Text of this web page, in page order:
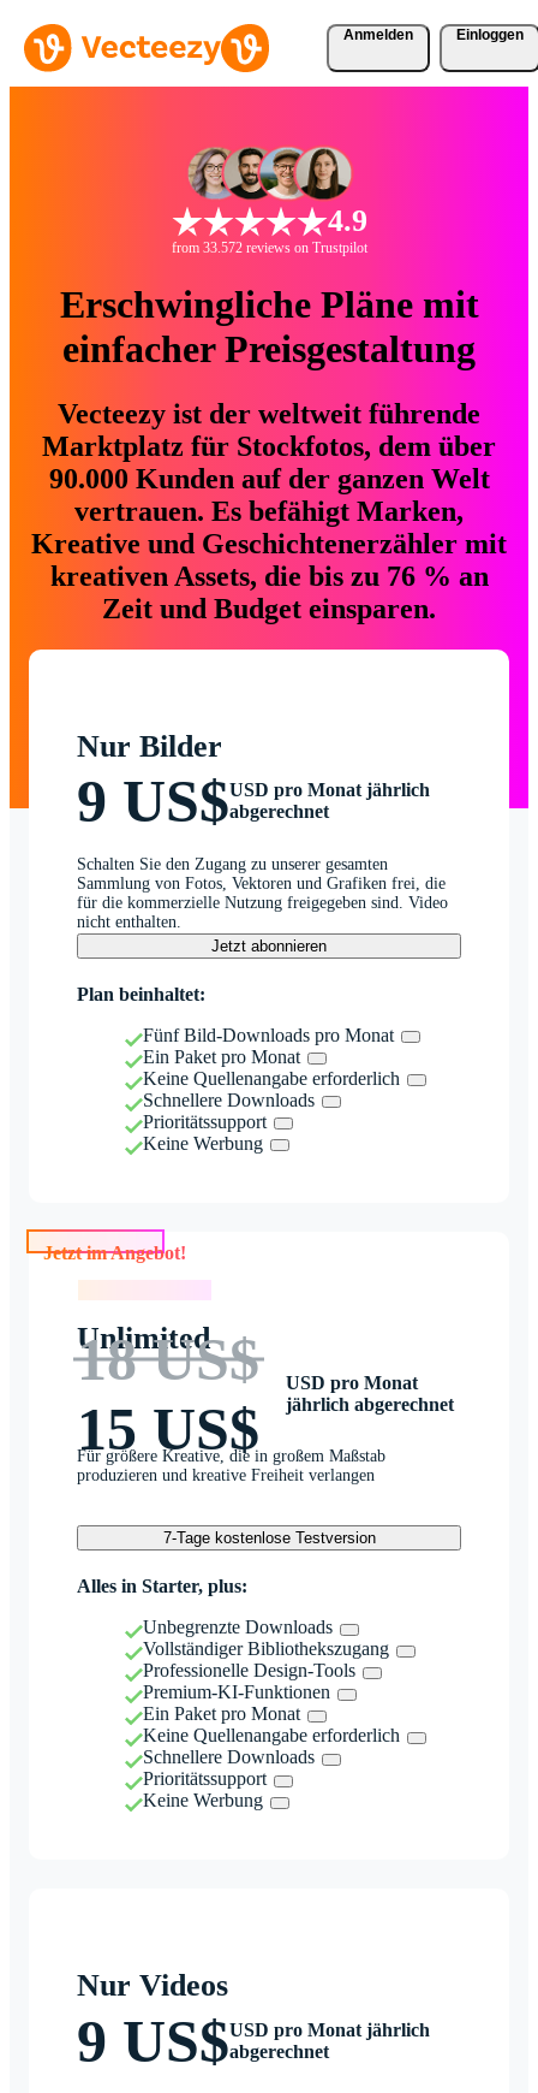
Anmelden Einloggen
4.9
from 33.572 reviews on Trustpilot
Erschwingliche Pläne mit
einfacher Preisgestaltung
Vecteezy ist der weltweit führende
Marktplatz für Stockfotos, dem über
90.000 Kunden auf der ganzen Welt
vertrauen. Es befähigt Marken,
Kreative und Geschichtenerzähler mit
kreativen Assets, die bis zu 76 % an
Zeit und Budget einsparen.
Nur Bilder
9 US$USD pro Monat jährlich
abgerechnet
Schalten Sie den Zugang zu unserer gesamten
Sammlung von Fotos, Vektoren und Grafiken frei, die
für die kommerzielle Nutzung freigegeben sind. Video
nicht enthalten.
Jetzt abonnieren
Plan beinhaltet:
Fünf Bild-Downloads pro Monat
Ein Paket pro Monat
Keine Quellenangabe erforderlich
Schnellere Downloads
Prioritätssupport
Keine Werbung
Jetzt im Angebot!
Unlimited
18 US$
15 US$
USD pro Monat
jährlich abgerechnet
Für größere Kreative, die in großem Maßstab
produzieren und kreative Freiheit verlangen
7-Tage kostenlose Testversion
Alles in Starter, plus:
Unbegrenzte Downloads
Vollständiger Bibliothekszugang
Professionelle Design-Tools
Premium-KI-Funktionen
Ein Paket pro Monat
Keine Quellenangabe erforderlich
Schnellere Downloads
Prioritätssupport
Keine Werbung
Nur Videos
9 US$USD pro Monat jährlich
abgerechnet